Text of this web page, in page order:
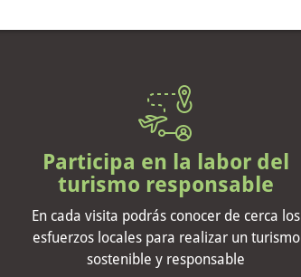
Participa en la labor del
turismo responsable
En cada visita podrás conocer de cerca los
esfuerzos locales para realizar un turismo
sostenible y responsable